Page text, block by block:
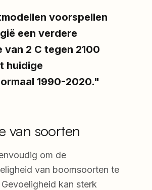
voorspellen
een verdere
van 2 C tegen 2100
huidige
1990-2020."
van soorten
om de
van boomsoorten te
kan sterk